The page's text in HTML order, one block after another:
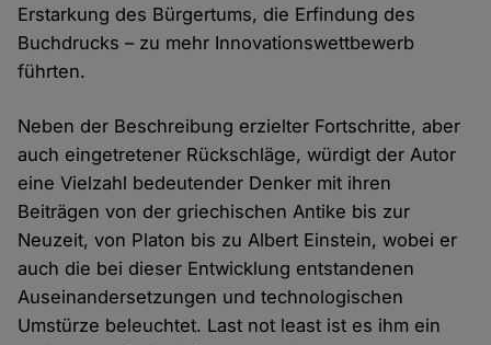
Erstarkung des Bürgertums, die Erfindung des
Buchdrucks – zu mehr Innovationswettbewerb
führten.
Neben der Beschreibung erzielter Fortschritte, aber
auch eingetretener Rückschläge, würdigt der Autor
eine Vielzahl bedeutender Denker mit ihren
Beiträgen von der griechischen Antike bis zur
Neuzeit, von Platon bis zu Albert Einstein, wobei er
auch die bei dieser Entwicklung entstandenen
Auseinandersetzungen und technologischen
Umstürze beleuchtet. Last not least ist es ihm ein